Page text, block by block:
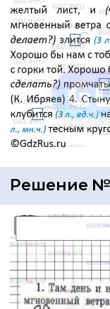
Решение